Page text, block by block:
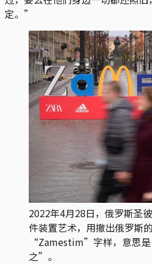
定。”
2022年4月28日，俄罗斯圣
件装置艺术，用撤出俄罗斯
“Zamestim”字样，意思
之”。